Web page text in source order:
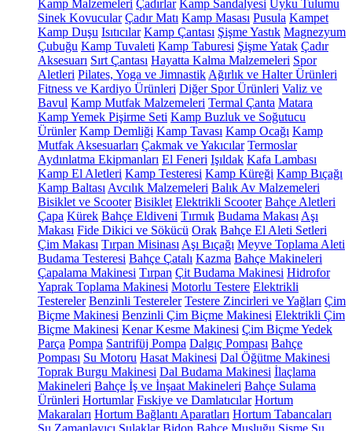
Kamp Malzemeleri Çadırlar Kamp Sandalyesi Uyku Tulumu
Sinek Kovucular Çadır Matı Kamp Masası Pusula Kampet
Kamp Duşu Isıtıcılar Kamp Çantası Şişme Yastık Magnezyum
Çubuğu Kamp Tuvaleti Kamp Taburesi Şişme Yatak Çadır
Aksesuarı Sırt Çantası Hayatta Kalma Malzemeleri Spor
Aletleri Pilates, Yoga ve Jimnastik Ağırlık ve Halter Ürünleri
Fitness ve Kardiyo Ürünleri Diğer Spor Ürünleri Valiz ve
Bavul Kamp Mutfak Malzemeleri Termal Çanta Matara
Kamp Yemek Pişirme Seti Kamp Buzluk ve Soğutucu
Ürünler Kamp Demliği Kamp Tavası Kamp Ocağı Kamp
Mutfak Aksesuarları Çakmak ve Yakıcılar Termoslar
Aydınlatma Ekipmanları El Feneri Işıldak Kafa Lambası
Kamp El Aletleri Kamp Testeresi Kamp Küreği Kamp Bıçağı
Kamp Baltası Avcılık Malzemeleri Balık Av Malzemeleri
Bisiklet ve Scooter Bisiklet Elektrikli Scooter Bahçe Aletleri
Çapa Kürek Bahçe Eldiveni Tırmık Budama Makası Aşı
Makası Fide Dikici ve Sökücü Orak Bahçe El Aleti Setleri
Çim Makası Tırpan Misinası Aşı Bıçağı Meyve Toplama Aleti
Budama Testeresi Bahçe Çatalı Kazma Bahçe Makineleri
Çapalama Makinesi Tırpan Çit Budama Makinesi Hidrofor
Yaprak Toplama Makinesi Motorlu Testere Elektrikli
Testereler Benzinli Testereler Testere Zincirleri ve Yağları Çim
Biçme Makinesi Benzinli Çim Biçme Makinesi Elektrikli Çim
Biçme Makinesi Kenar Kesme Makinesi Çim Biçme Yedek
Parça Pompa Santrifüj Pompa Dalgıç Pompası Bahçe
Pompası Su Motoru Hasat Makinesi Dal Öğütme Makinesi
Toprak Burgu Makinesi Dal Budama Makinesi İlaçlama
Makineleri Bahçe İş ve İnşaat Makineleri Bahçe Sulama
Ürünleri Hortumlar Fıskiye ve Damlatıcılar Hortum
Makaraları Hortum Bağlantı Aparatları Hortum Tabancaları
Su Zamanlayıcı Sulaklar Bidon Bahçe Musluğu Şişme Su